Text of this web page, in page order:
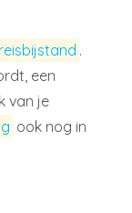
reisbijstand .
een
van je
ook nog in